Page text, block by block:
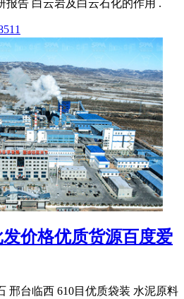
报告 白云岩及白云石化的作用 .
价格优质货源百度爱
邢台临西 610目优质袋装 水泥原料